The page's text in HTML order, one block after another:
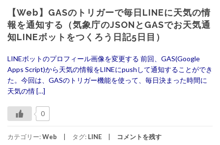
【Web】GASのトリガーで毎日LINEに天気の情
報を通知する（気象庁のJSONとGASでお天気通
知LINEボットをつくろう日記5日目）
LINEボットのプロフィール画像を変更する 前回、GAS(Google
Apps Script)から天気の情報をLINEにpushして通知することができ
た。今回は、GASのトリガー機能を使って、毎日決まった時間に
天気の情 […]
0
カテゴリー:Web タグ: LINE コメントを残す